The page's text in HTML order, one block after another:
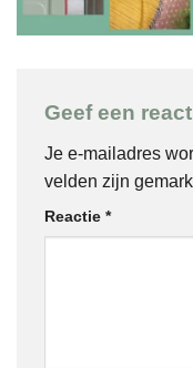
Geef een
Je e-mailadres
velden zijn
Reactie *